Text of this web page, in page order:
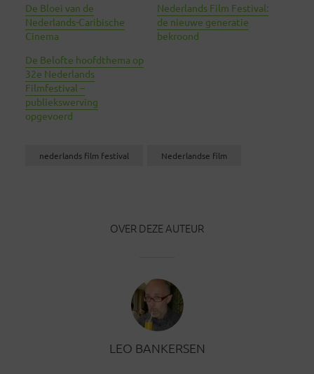
De Bloei van de
Nederlands-Caribische
Cinema
Nederlands Film Festival:
de nieuwe generatie
bekroond
De Belofte hoofdthema op
32e Nederlands
Filmfestival –
publiekswerving
opgevoerd
nederlands film festival Nederlandse film
OVER DEZE AUTEUR
LEO BANKERSEN